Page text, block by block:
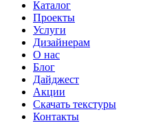
Каталог
Проекты
Услуги
Дизайнерам
О нас
Блог
Дайджест
Акции
Скачать текстуры
Контакты